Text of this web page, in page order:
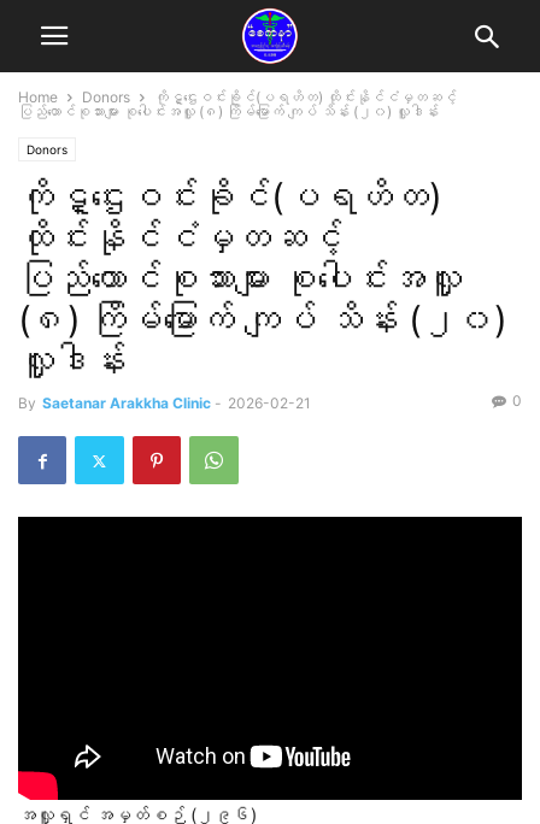
Home Donors
ကိုဋ္ဌေးဝင်းခိုင်(ပရဟိတ) ထိုင်းနိုင်ငံမှတဆင့်
ပြည်ထောင်စုသားများ စုပေါင်းအလှူ (၈) ကြိမ်မြောက် ကျပ် သိန်း (၂၀) လှူဒါန်း
Donors
ကိုဋ္ဌေးဝင်းခိုင်(ပရဟိတ)
ထိုင်းနိုင်ငံမှတဆင့်
ပြည်ထောင်စုသားများ စုပေါင်းအလှူ
(၈) ကြိမ်မြောက် ကျပ် သိန်း (၂၀)
လှူဒါန်း
By Saetanar Arakkha Clinic - 2026-02-21 0
အလှူရှင် အမှတ်စဉ် (၂၉၆)